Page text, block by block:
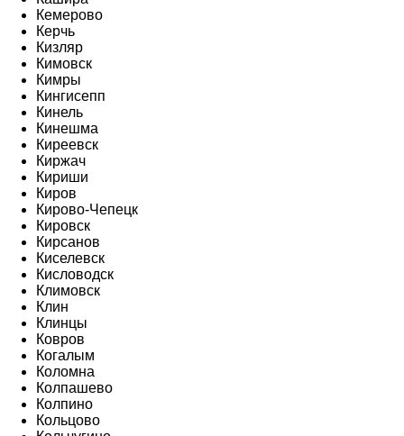
Кемерово
Керчь
Кизляр
Кимовск
Кимры
Кингисепп
Кинель
Кинешма
Киреевск
Киржач
Кириши
Киров
Кирово-Чепецк
Кировск
Кирсанов
Киселевск
Кисловодск
Климовск
Клин
Клинцы
Ковров
Когалым
Коломна
Колпашево
Колпино
Кольцово